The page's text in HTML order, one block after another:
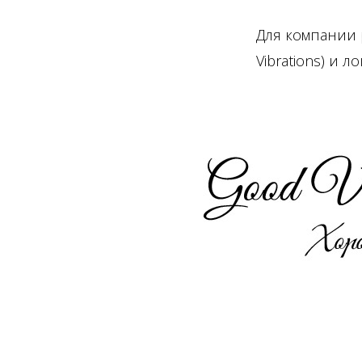
Дизайнер: Для
Для
Vibrations) и